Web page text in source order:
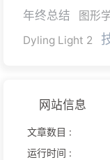
年终总结 图形
Dyling Light 2
网站信息
文章数目 :
运行时间 :